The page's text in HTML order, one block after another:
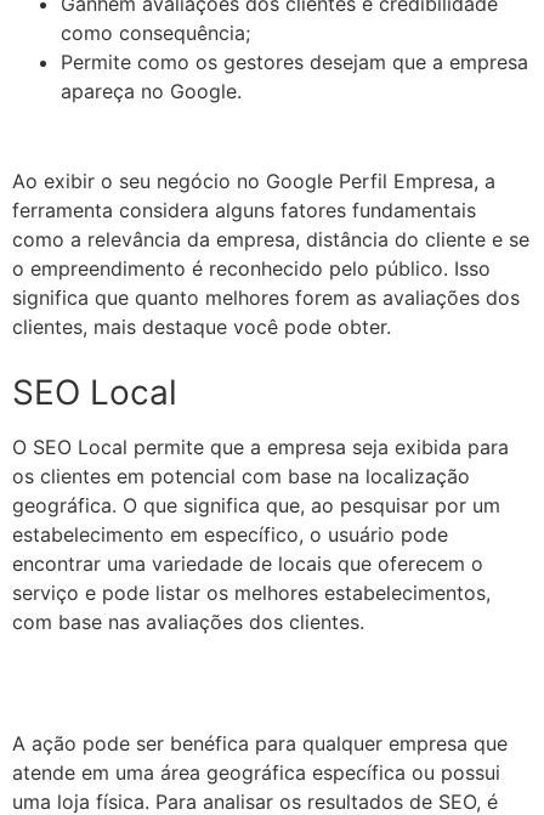
como consequência;
Permite como os gestores desejam que a empresa
apareça no Google.
Ao exibir o seu negócio no Google Perfil Empresa, a
ferramenta considera alguns fatores fundamentais
como a relevância da empresa, distância do cliente e se
o empreendimento é reconhecido pelo público. Isso
significa que quanto melhores forem as avaliações dos
clientes, mais destaque você pode obter.
SEO Local
O SEO Local permite que a empresa seja exibida para
os clientes em potencial com base na localização
geográfica. O que significa que, ao pesquisar por um
estabelecimento em específico, o usuário pode
encontrar uma variedade de locais que oferecem o
serviço e pode listar os melhores estabelecimentos,
com base nas avaliações dos clientes.
A ação pode ser benéfica para qualquer empresa que
atende em uma área geográfica específica ou possui
uma loja física. Para analisar os resultados de SEO, é